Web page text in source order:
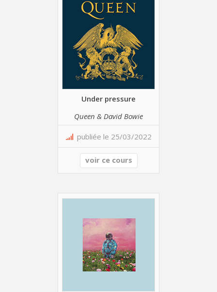
Under pressure
Queen & David Bowie
publiée le 25/03/2022
voir ce cours